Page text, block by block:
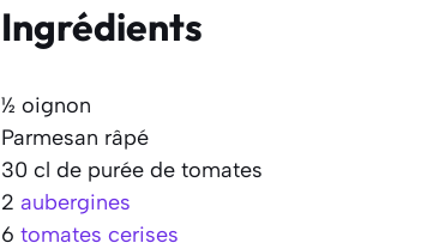
Ingrédients
½ oignon
Parmesan râpé
30 cl de purée de tomates
2 aubergines
6 tomates cerises